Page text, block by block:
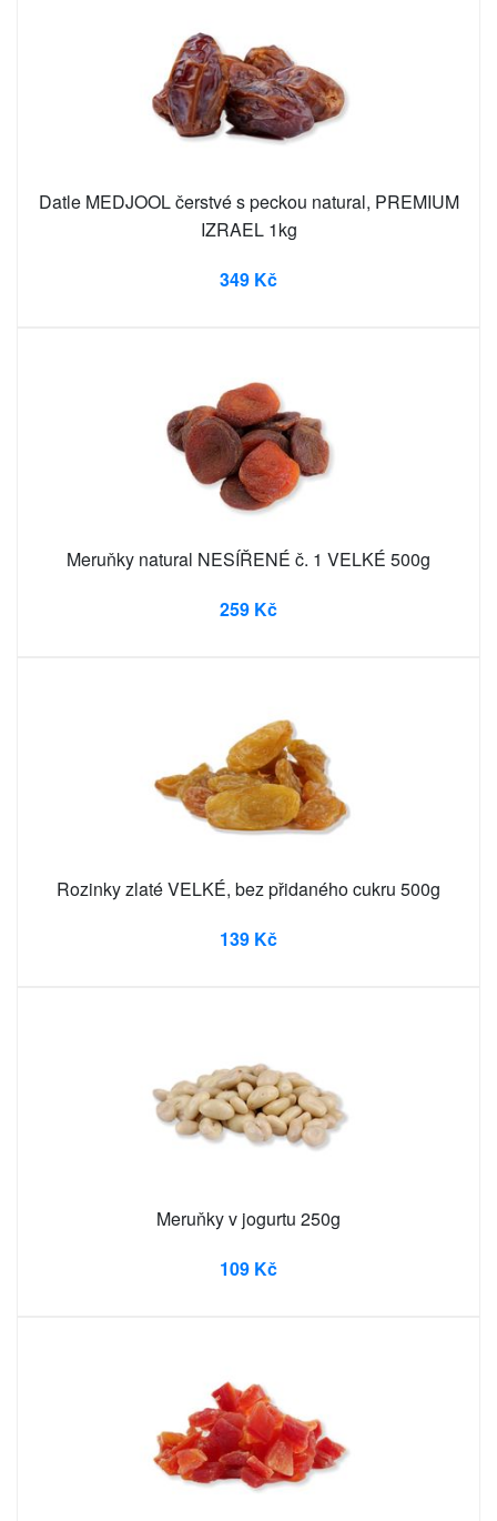
Datle MEDJOOL čerstvé s peckou natural, PREMIUM
IZRAEL 1kg
349 Kč
Meruňky natural NESÍŘENÉ č. 1 VELKÉ 500g
259 Kč
Rozinky zlaté VELKÉ, bez přidaného cukru 500g
139 Kč
Meruňky v jogurtu 250g
109 Kč